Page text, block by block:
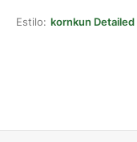
Estilo: kornkun